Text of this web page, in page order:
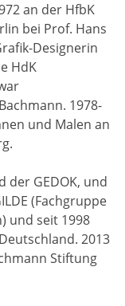
an der HfbK
bei Prof. Hans
Designerin
HdK
1978-
und Malen an
der GEDOK, und
(Fachgruppe
und seit 1998
2013
Stiftung